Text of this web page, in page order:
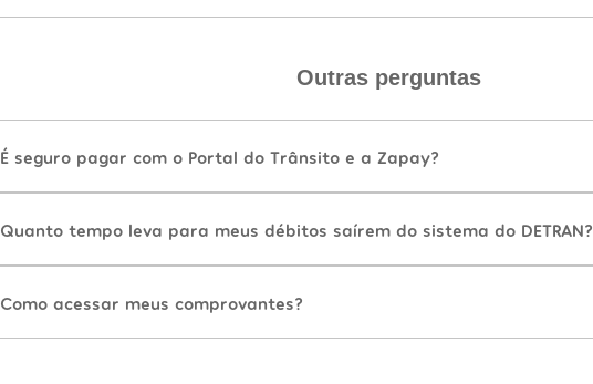
Outras perguntas
É seguro pagar com o Portal do Trânsito e a Zapay?
Quanto tempo leva para meus débitos saírem do sistema do DETRAN?
Como acessar meus comprovantes?